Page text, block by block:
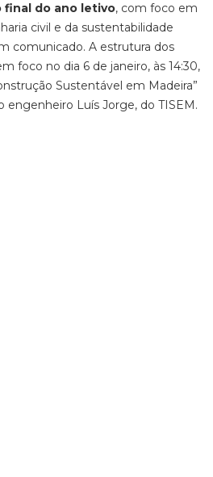
final do ano letivo, com foco em
civil e da sustentabilidade
comunicado. A estrutura dos
foco no dia 6 de janeiro, às 14:30,
Sustentável em Madeira”
engenheiro Luís Jorge, do TISEM.